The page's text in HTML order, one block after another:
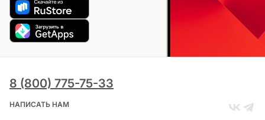
8 (800) 775-75-33
НАПИСАТЬ НАМ